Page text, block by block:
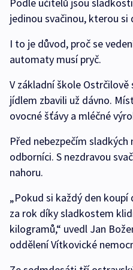
Podle učitelů jsou
jedinou svačinou, kterou
I to je důvod, proč se
automaty musí pryč.
V základní škole
jídlem zbavili už dávno.
ovocné šťávy a mléčné
Před nebezpečím
odborníci. S nezdravou
nahoru.
„Pokud si každý den
za rok díky sladkostem
kilogramů,“ uvedl Jan
oddělení Vítkovické